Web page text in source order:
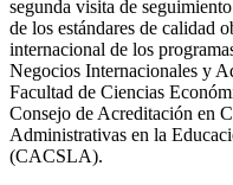
segunda visita de
de los estándares de calidad
internacional de los
Negocios Internacionales y
Facultad de Ciencias
Consejo de Acreditación en
Administrativas en la
(CACSLA).